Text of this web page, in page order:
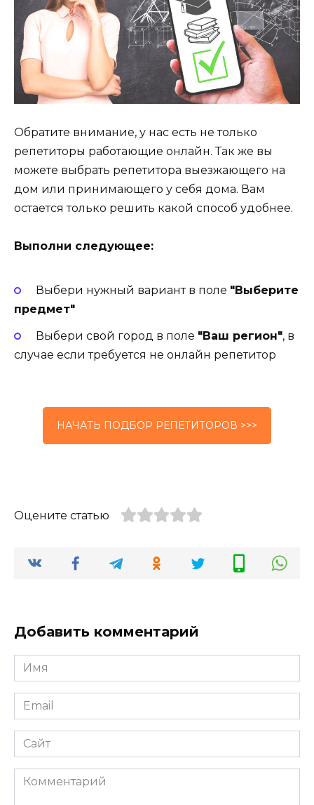
Обратите внимание, у нас есть не только
репетиторы работающие онлайн. Так же вы
можете выбрать репетитора выезжающего на
дом или принимающего у себя дома. Вам
остается только решить какой способ удобнее.
Выполни следующее:
Выбери нужный вариант в поле "Выберите
предмет"
Выбери свой город в поле "Ваш регион", в
случае если требуется не онлайн репетитор
НАЧАТЬ ПОДБОР РЕПЕТИТОРОВ >>>
Оцените статью
Добавить комментарий
Имя
*
Email
*
Сайт
Комментарий